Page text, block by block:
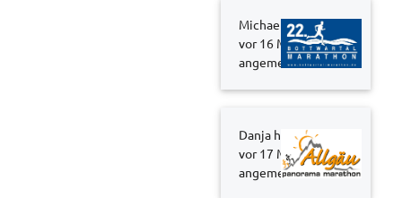
Michael hat sich
vor 16 Minuten
angemeldet
Danja hat sich
vor 17 Minuten
angemeldet